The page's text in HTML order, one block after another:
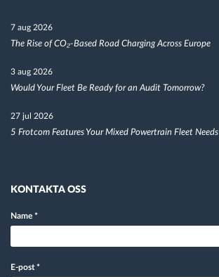
7 aug 2026
The Rise of CO₂-Based Road Charging Across Europe
3 aug 2026
Would Your Fleet Be Ready for an Audit Tomorrow?
27 jul 2026
5 Frotcom Features Your Mixed Powertrain Fleet Needs
KONTAKTA OSS
Name *
E-post*